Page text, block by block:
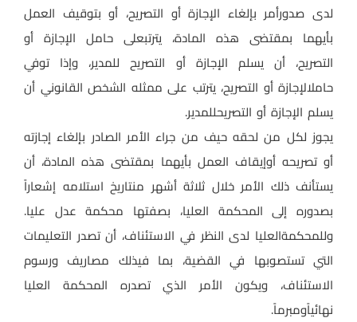
لدى صدورأمر بإلغاء الإجازة أو التصريح، أو بتوقيف العمل
بأيهما بمقتضى هذه المادة، يترتبعلى حامل الإجازة أو
التصريح، أن يسلم الإجازة أو التصريح للمدير، وإذا توفي
حاملالإجازة أو التصريح، يترتب على ممثله الشخص القانوني أن
يسلم الإجازة أو التصريحللمدير.
يجوز لكل من لحقه حيف من جراء الأمر الصادر بإلغاء إجازته
أو تصريحه أوإيقاف العمل بأيهما بمقتضى هذه المادة، أن
يستأنف ذلك الأمر خلال ثلاثة أشهر منتاريخ استلامه إشعاراً
بصدوره إلى المحكمة العليا، بصفتها محكمة عدل عليا.
وللمحكمةالعليا لدى النظر في الاستئناف، أن تصدر التعليمات
التي تستصوبها في القضية، بما فيذلك مصاريف ورسوم
الاستئناف، ويكون الأمر الذي تصدره المحكمة العليا
نهائياًومبرماً.